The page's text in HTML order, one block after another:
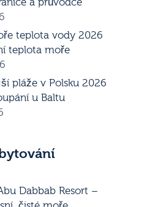
teplota vody 2026
teplota moře
pláže v Polsku 2026
u Baltu
Dabbab Resort –